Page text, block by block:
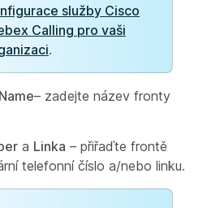
služby Cisco
Calling pro vaši
.
– zadejte název fronty
a Linka – přiřaďte frontě
telefonní číslo a/nebo linku.